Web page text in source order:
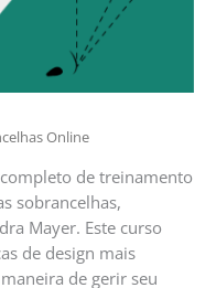
Online
de treinamento
sobrancelhas,
Mayer. Este curso
de design mais
de gerir seu